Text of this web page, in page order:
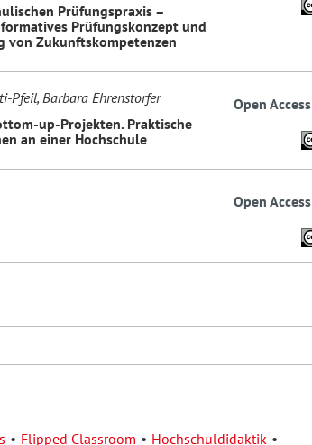
Prüfungspraxis –
Prüfungskonzept und
von Zukunftskompetenzen
Pfeil, Barbara Ehrenstorfer
up-Projekten. Praktische
an einer Hochschule
Open Access
Open Access
Flipped Classroom
Hochschuldidaktik